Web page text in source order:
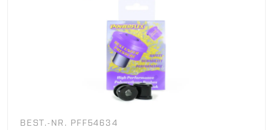
BEST.-NR. PFF54634